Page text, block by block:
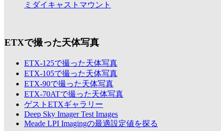
ミダイキャストマウント
ETXで撮った天体写真
ETX-125で撮った天体写真
ETX-105で撮った天体写真
ETX-90で撮った天体写真
ETX-70ATで撮った天体写真
ゲストETXギャラリー
Deep Sky Imager Test Images
Meade LPI Imagingの最適設定値を探る